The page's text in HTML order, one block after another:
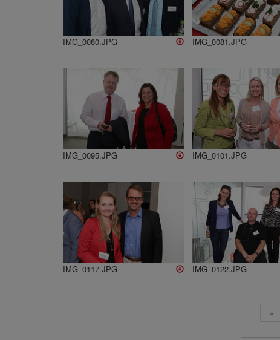
IMG_0080.JPG IMG_0081.JPG
IMG_0095.JPG IMG_0101.JPG
IMG_0117.JPG IMG_0122.JPG
«